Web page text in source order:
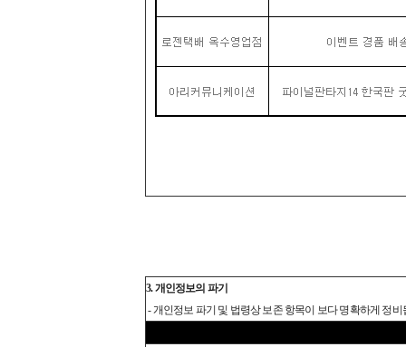
3. 개인정보의 파기
- 개인정보 파기 및 법령상 보존 항목이 보다 명확하게 정비